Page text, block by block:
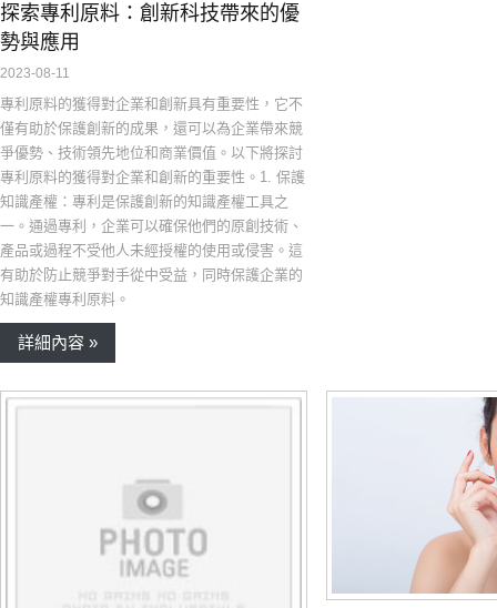
探索專利原料：創新科技帶來的優
勢與應用
2023-08-11
專利原料的獲得對企業和創新具有重要性，它不
僅有助於保護創新的成果，還可以為企業帶來競
爭優勢、技術領先地位和商業價值。以下將探討
專利原料的獲得對企業和創新的重要性。1. 保護
知識產權：專利是保護創新的知識產權工具之
一。通過專利，企業可以確保他們的原創技術、
產品或過程不受他人未經授權的使用或侵害。這
有助於防止競爭對手從中受益，同時保護企業的
知識產權專利原料。
詳細內容 »